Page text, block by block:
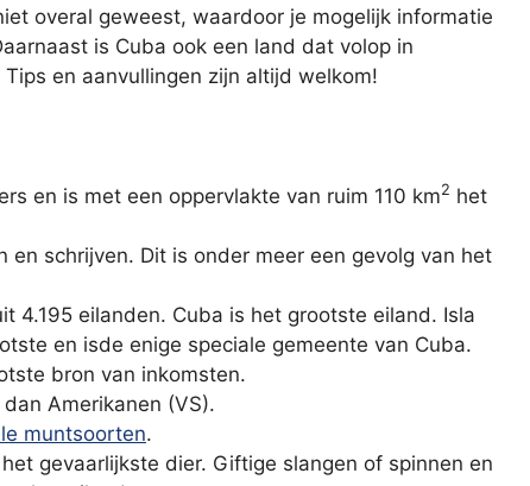
overal geweest, waardoor je mogelijk informatie
is Cuba ook een land dat volop in
en aanvullingen zijn altijd welkom!
en is met een oppervlakte van ruim 110 km2 het
en schrijven. Dit is onder meer een gevolg van het
4.195 eilanden. Cuba is het grootste eiland. Isla
en isde enige speciale gemeente van Cuba.
bron van inkomsten.
Amerikanen (VS).
muntsoorten.
gevaarlijkste dier. Giftige slangen of spinnen en